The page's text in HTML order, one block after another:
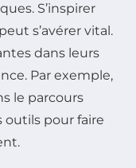
S’inspirer
s’avérer vital.
dans leurs
Par exemple,
le parcours
outils pour faire